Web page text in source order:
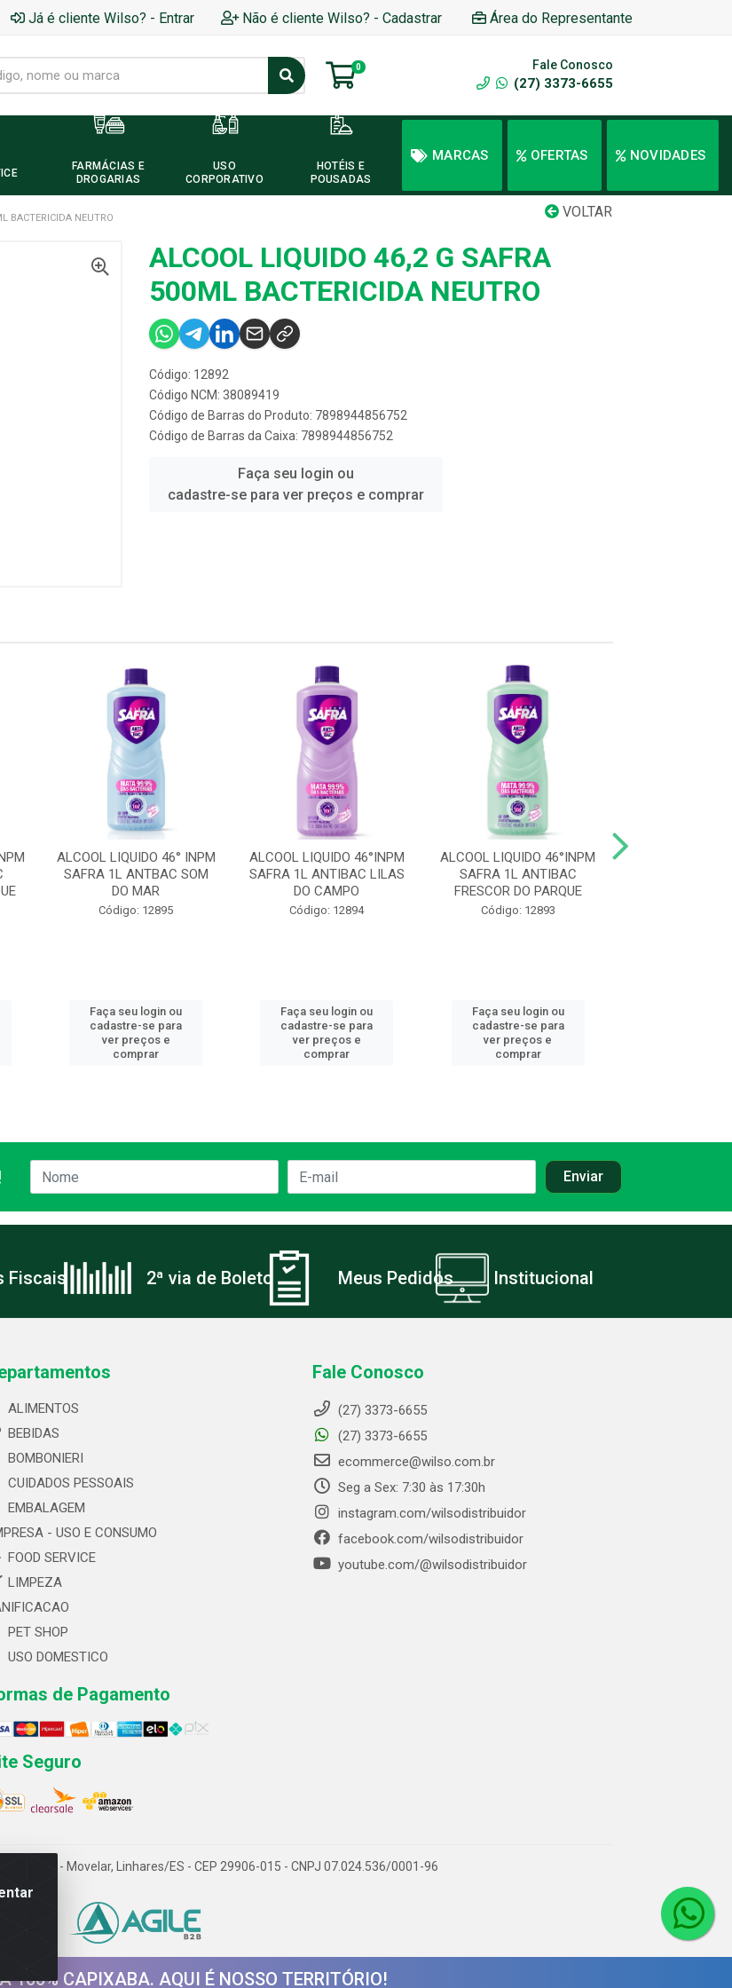
Já é cliente Wilso? - Entrar Não é cliente Wilso? - Cadastrar Área do Representante
0 Fale Conosco
(27) 3373-6655
FARMÁCIAS E
DROGARIAS
USO
CORPORATIVO
HOTÉIS E
POUSADAS
MARCAS OFERTAS NOVIDADES
VOLTAR
BACTERICIDA NEUTRO
ALCOOL LIQUIDO 46,2 G SAFRA
500ML BACTERICIDA NEUTRO
Código: 12892
Código NCM: 38089419
Código de Barras do Produto: 7898944856752
Código de Barras da Caixa: 7898944856752
Faça seu login ou
cadastre-se para ver preços e comprar
ALCOOL LIQUIDO 46° INPM
SAFRA 1L ANTBAC SOM
DO MAR
Código: 12895
Faça seu login ou
cadastre-se para
ver preços e
comprar
ALCOOL LIQUIDO 46°INPM
SAFRA 1L ANTIBAC LILAS
DO CAMPO
Código: 12894
Faça seu login ou
cadastre-se para
ver preços e
comprar
ALCOOL LIQUIDO 46°INPM
SAFRA 1L ANTIBAC
FRESCOR DO PARQUE
Código: 12893
Faça seu login ou
cadastre-se para
ver preços e
comprar
Fiscais 2ª via de Boleto Meus Pedidos Institucional
ALIMENTOS
BEBIDAS
BOMBONIERI
CUIDADOS PESSOAIS
EMBALAGEM
- USO E CONSUMO
FOOD SERVICE
LIMPEZA
PET SHOP
USO DOMESTICO
de Pagamento
Seguro
Fale Conosco
(27) 3373-6655
(27) 3373-6655
ecommerce@wilso.com.br
Seg a Sex: 7:30 às 17:30h
instagram.com/wilsodistribuidor
facebook.com/wilsodistribuidor
youtube.com/@wilsodistribuidor
699 - Movelar, Linhares/ES - CEP 29906-015 - CNPJ 07.024.536/0001-96
100% CAPIXABA. AQUI É NOSSO TERRITÓRIO!